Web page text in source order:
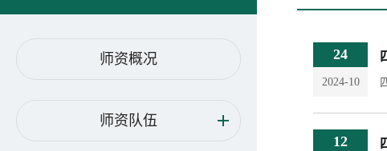
师资概况
师资队伍
24
2024-10
12